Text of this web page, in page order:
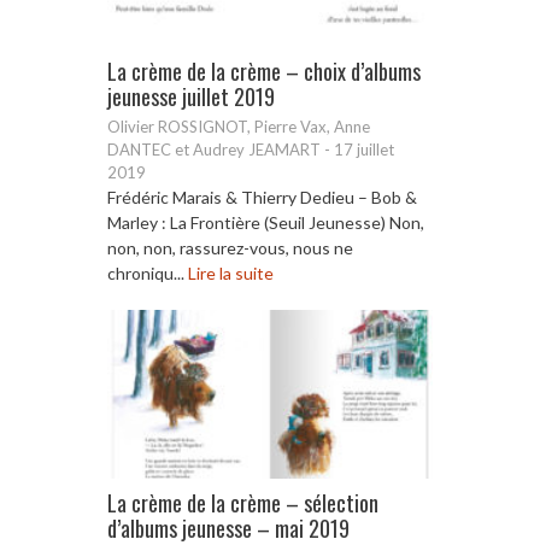
La crème de la crème – choix d’albums
jeunesse juillet 2019
Olivier ROSSIGNOT, Pierre Vax, Anne
DANTEC et Audrey JEAMART - 17 juillet
2019
Frédéric Marais & Thierry Dedieu – Bob &
Marley : La Frontière (Seuil Jeunesse) Non,
non, non, rassurez-vous, nous ne
chroniqu...Lire la suite
La crème de la crème – sélection
d’albums jeunesse – mai 2019